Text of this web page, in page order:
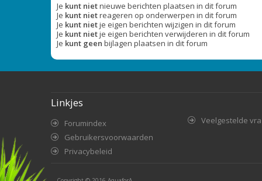
Je kunt nietnieuwe berichten plaatsen in dit forum
Je kunt nietreageren op onderwerpen in dit forum
Je kunt nietje eigen berichten wijzigen in dit forum
Je kunt nietje eigen berichten verwijderen in dit forum
Je kunt geen bijlagen plaatsen in dit forum
Linkjes
Forumindex
Gebruikersvoorwaarden
Privacybeleid
Veelgestelde